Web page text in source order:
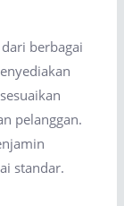
berbagai
pelanggan.
standar.